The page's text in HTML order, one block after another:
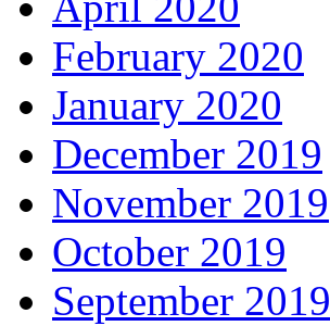
February 2020
January 2020
December 2019
November 2019
October 2019
September 2019